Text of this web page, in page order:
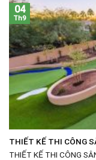
THIẾT KẾ THI CÔNG
THIẾT KẾ THI CÔNG
04
Th9